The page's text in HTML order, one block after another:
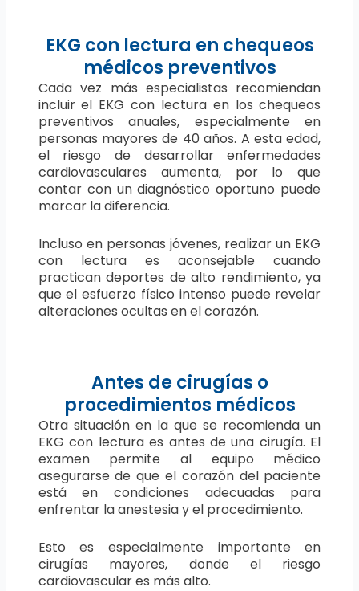
EKG con lectura en chequeos
médicos preventivos
Cada vez más especialistas recomiendan
incluir el EKG con lectura en los chequeos
preventivos anuales, especialmente en
personas mayores de 40 años. A esta edad,
el riesgo de desarrollar enfermedades
cardiovasculares aumenta, por lo que
contar con un diagnóstico oportuno puede
marcar la diferencia.
Incluso en personas jóvenes, realizar un EKG
con lectura es aconsejable cuando
practican deportes de alto rendimiento, ya
que el esfuerzo físico intenso puede revelar
alteraciones ocultas en el corazón.
Antes de cirugías o
procedimientos médicos
Otra situación en la que se recomienda un
EKG con lectura es antes de una cirugía. El
examen permite al equipo médico
asegurarse de que el corazón del paciente
está en condiciones adecuadas para
enfrentar la anestesia y el procedimiento.
Esto es especialmente importante en
cirugías mayores, donde el riesgo
cardiovascular es más alto.